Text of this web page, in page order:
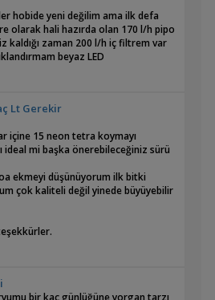
hobide yeni değilim ama ilk defa
olarak hali hazırda olan 170 l/h pipo
kaldığı zaman 200 l/h iç filtrem var
beyaz LED
Lt Gerekir
içine 15 neon tetra koymayı
ideal mi başka önerebileceğiniz sürü
ekmeyi düşünüyorum ilk bitki
çok kaliteli değil yinede büyüyebilir
bir kaç günlüğüne yorgan tarzı